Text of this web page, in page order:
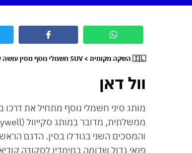
🇮🇱 השקה מקומית > SUV חשמלי נוסף מסין עושה עלייה לישראל: סקייוול ET5 ⚡
וול דאן
מותג סיני חשמלי נוסף מתחיל את